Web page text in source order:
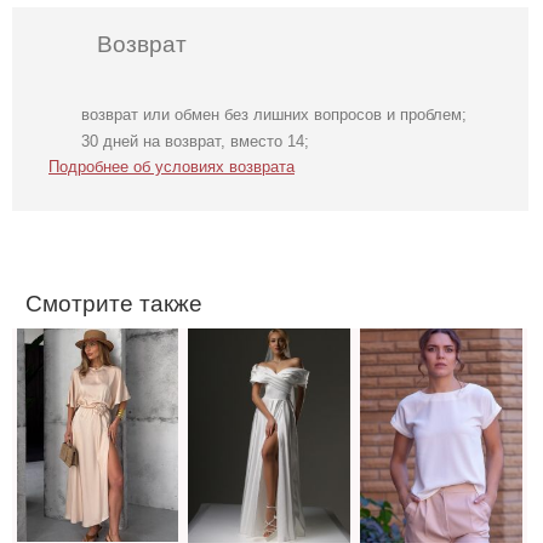
Возврат
возврат или обмен без лишних вопросов и проблем;
30 дней на возврат, вместо 14;
Подробнее об условиях возврата
Смотрите также
Трендовое
шелковое платье
в бежевом цвете
Длинное
свадебное белое
платье с